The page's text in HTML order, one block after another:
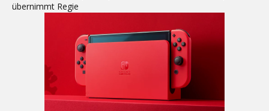
übernimmt Regie